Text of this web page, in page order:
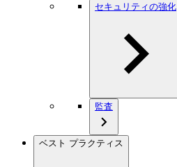
セキュリティの強化
監査
ベスト プラクティス